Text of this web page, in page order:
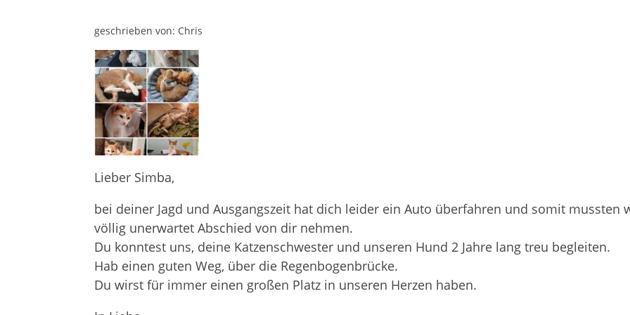
geschrieben von: Chris
Lieber Simba,
bei deiner Jagd und Ausgangszeit hat dich leider ein Auto überfahren und somit mussten
völlig unerwartet Abschied von dir nehmen.
Du konntest uns, deine Katzenschwester und unseren Hund 2 Jahre lang treu begleiten.
Hab einen guten Weg, über die Regenbogenbrücke.
Du wirst für immer einen großen Platz in unseren Herzen haben.